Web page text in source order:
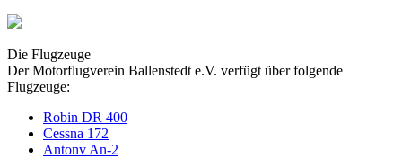
Die Flugzeuge
Der Motorflugverein Ballenstedt e.V. verfügt über folgende
Flugzeuge:
Robin DR 400
Cessna 172
Antonv An-2